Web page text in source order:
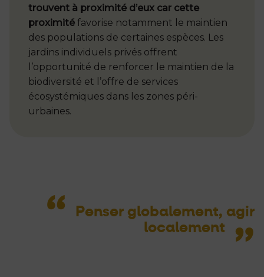
trouvent à proximité d’eux car cette
proximité favorise notamment le maintien
des populations de certaines espèces. Les
jardins individuels privés offrent
l’opportunité de renforcer le maintien de la
biodiversité et l’offre de services
écosystémiques dans les zones péri-
urbaines.
Penser globalement, agir
localement